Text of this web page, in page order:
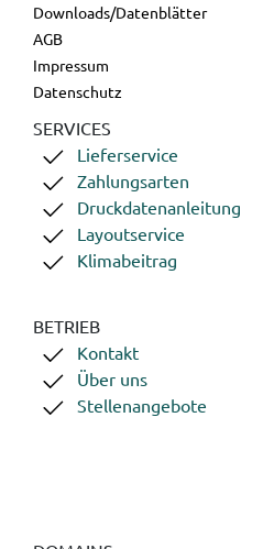
Downloads/Datenblätter
AGB
Impressum
Datenschutz
SERVICES
Lieferservice
Zahlungsarten
Druckdatenanleitung
Layoutservice
Klimabeitrag
BETRIEB
Kontakt
Über uns
Stellenangebote